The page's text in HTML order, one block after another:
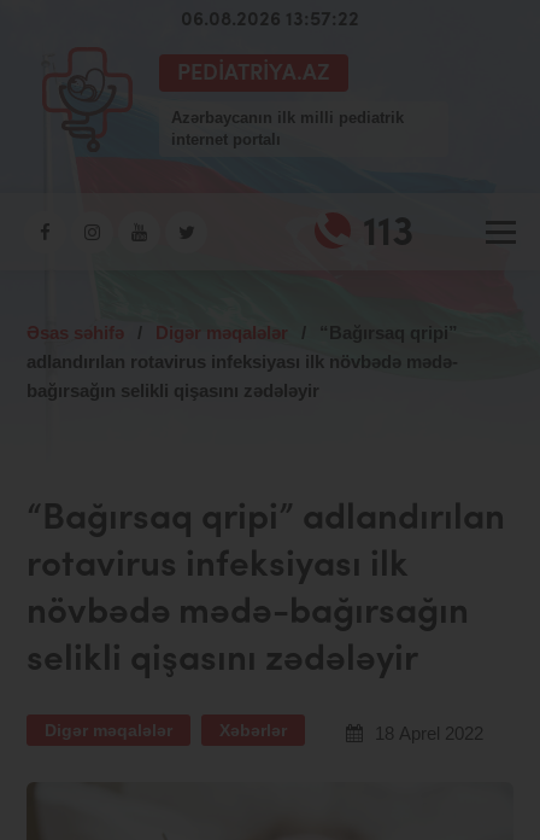
06.08.2026 13:57:23
PEDIATRIYA.AZ
Azərbaycanın ilk milli pediatrik
internet portalı
113
Əsas səhifə / Digər məqalələr /
“Bağırsaq qripi”
adlandırılan rotavirus infeksiyası ilk növbədə mədə-
bağırsağın selikli qişasını zədələyir
“Bağırsaq qripi” adlandırılan
rotavirus infeksiyası ilk
növbədə mədə-bağırsağın
selikli qişasını zədələyir
Digər məqalələr Xəbərlər 18 Aprel 2022